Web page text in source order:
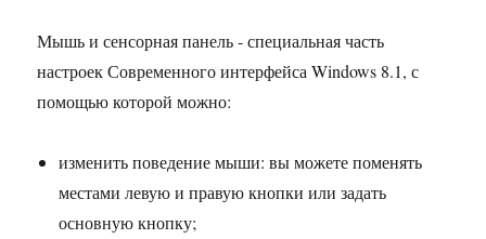
Мышь и сенсорная панель - специальная часть
настроек Современного интерфейса Windows 8.1, с
помощью которой можно:
изменить поведение мыши: вы можете поменять
местами левую и правую кнопки или задать
основную кнопку;